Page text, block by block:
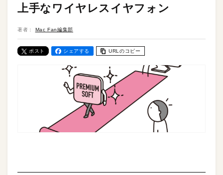
上手なワイヤレスイヤフォン
著者： Mac Fan編集部
ポスト シェアする URLのコピー